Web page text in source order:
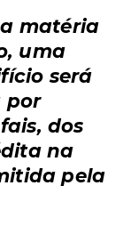
matéria
uma
será
por
dos
na
pela